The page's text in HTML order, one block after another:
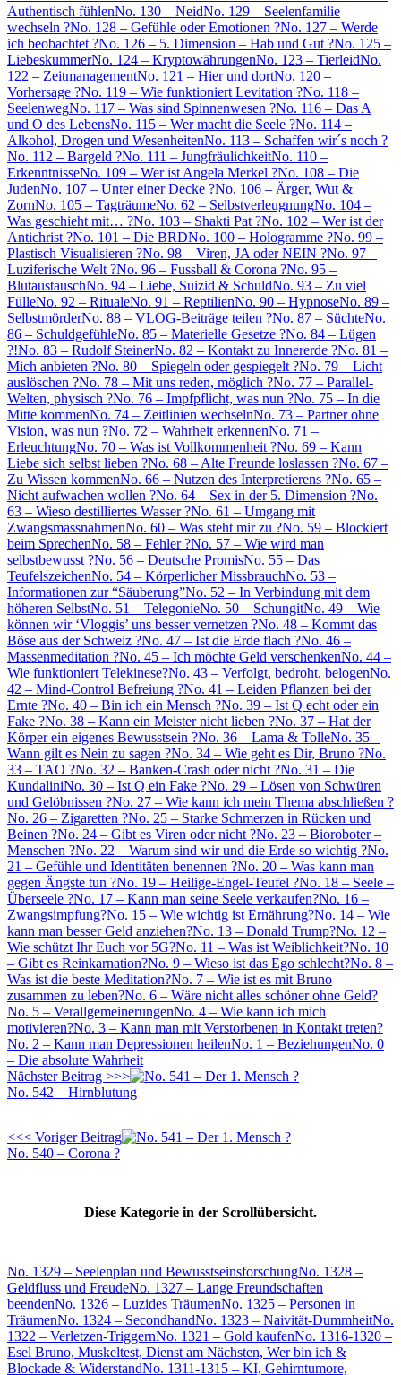
Authentisch fühlenNo. 130 – NeidNo. 129 – Seelenfamilie
wechseln ?No. 128 – Gefühle oder Emotionen ?No. 127 – Werde
ich beobachtet ?No. 126 – 5. Dimension – Hab und Gut ?No. 125 –
LiebeskummerNo. 124 – KryptowährungenNo. 123 – TierleidNo.
122 – ZeitmanagementNo. 121 – Hier und dortNo. 120 –
Vorhersage ?No. 119 – Wie funktioniert Levitation ?No. 118 –
SeelenwegNo. 117 – Was sind Spinnenwesen ?No. 116 – Das A
und O des LebensNo. 115 – Wer macht die Seele ?No. 114 –
Alkohol, Drogen und WesenheitenNo. 113 – Schaffen wir´s noch ?
No. 112 – Bargeld ?No. 111 – JungfräulichkeitNo. 110 –
ErkenntnisseNo. 109 – Wer ist Angela Merkel ?No. 108 – Die
JudenNo. 107 – Unter einer Decke ?No. 106 – Ärger, Wut &
ZornNo. 105 – TagträumeNo. 62 – SelbstverleugnungNo. 104 –
Was geschieht mit… ?No. 103 – Shakti Pat ?No. 102 – Wer ist der
Antichrist ?No. 101 – Die BRDNo. 100 – Hologramme ?No. 99 –
Plastisch Visualisieren ?No. 98 – Viren, JA oder NEIN ?No. 97 –
Luziferische Welt ?No. 96 – Fussball & Corona ?No. 95 –
BlutaustauschNo. 94 – Liebe, Suizid & SchuldNo. 93 – Zu viel
FülleNo. 92 – RitualeNo. 91 – ReptilienNo. 90 – HypnoseNo. 89 –
SelbstmörderNo. 88 – VLOG-Beiträge teilen ?No. 87 – SüchteNo.
86 – SchuldgefühleNo. 85 – Materielle Gesetze ?No. 84 – Lügen
?!No. 83 – Rudolf SteinerNo. 82 – Kontakt zu Innererde ?No. 81 –
Mich anbieten ?No. 80 – Spiegeln oder gespiegelt ?No. 79 – Licht
auslöschen ?No. 78 – Mit uns reden, möglich ?No. 77 – Parallel-
Welten, physisch ?No. 76 – Impfpflicht, was nun ?No. 75 – In die
Mitte kommenNo. 74 – Zeitlinien wechselnNo. 73 – Partner ohne
Vision, was nun ?No. 72 – Wahrheit erkennenNo. 71 –
ErleuchtungNo. 70 – Was ist Vollkommenheit ?No. 69 – Kann
Liebe sich selbst lieben ?No. 68 – Alte Freunde loslassen ?No. 67 –
Zu Wissen kommenNo. 66 – Nutzen des Interpretierens ?No. 65 –
Nicht aufwachen wollen ?No. 64 – Sex in der 5. Dimension ?No.
63 – Wieso destilliertes Wasser ?No. 61 – Umgang mit
ZwangsmassnahmenNo. 60 – Was steht mir zu ?No. 59 – Blockiert
beim SprechenNo. 58 – Fehler ?No. 57 – Wie wird man
selbstbewusst ?No. 56 – Deutsche PromisNo. 55 – Das
TeufelszeichenNo. 54 – Körperlicher MissbrauchNo. 53 –
Informationen zur “Säuberung”No. 52 – In Verbindung mit dem
höheren SelbstNo. 51 – TelegonieNo. 50 – SchungitNo. 49 – Wie
können wir ‘Vloggis’ uns besser vernetzen ?No. 48 – Kommt das
Böse aus der Schweiz ?No. 47 – Ist die Erde flach ?No. 46 –
Massenmeditation ?No. 45 – Ich möchte Geld verschenkenNo. 44 –
Wie funktioniert Telekinese?No. 43 – Verfolgt, bedroht, belogenNo.
42 – Mind-Control Befreiung ?No. 41 – Leiden Pflanzen bei der
Ernte ?No. 40 – Bin ich ein Mensch ?No. 39 – Ist Q echt oder ein
Fake ?No. 38 – Kann ein Meister nicht lieben ?No. 37 – Hat der
Körper ein eigenes Bewusstsein ?No. 36 – Lama & TolleNo. 35 –
Wann gilt es Nein zu sagen ?No. 34 – Wie geht es Dir, Bruno ?No.
33 – TAO ?No. 32 – Banken-Crash oder nicht ?No. 31 – Die
KundaliniNo. 30 – Ist Q ein Fake ?No. 29 – Lösen von Schwüren
und Gelöbnissen ?No. 27 – Wie kann ich mein Thema abschließen ?
No. 26 – Zigaretten ?No. 25 – Starke Schmerzen in Rücken und
Beinen ?No. 24 – Gibt es Viren oder nicht ?No. 23 – Bioroboter –
Menschen ?No. 22 – Warum sind wir und die Erde so wichtig ?No.
21 – Gefühle und Identitäten benennen ?No. 20 – Was kann man
gegen Ängste tun ?No. 19 – Heilige-Engel-Teufel ?No. 18 – Seele –
Überseele ?No. 17 – Kann man seine Seele verkaufen?No. 16 –
Zwangsimpfung?No. 15 – Wie wichtig ist Ernährung?No. 14 – Wie
kann man besser Geld anziehen?No. 13 – Donald Trump?No. 12 –
Wie schützt Ihr Euch vor 5G?No. 11 – Was ist Weiblichkeit?No. 10
– Gibt es Reinkarnation?No. 9 – Wieso ist das Ego schlecht?No. 8 –
Was ist die beste Meditation?No. 7 – Wie ist es mit Bruno
zusammen zu leben?No. 6 – Wäre nicht alles schöner ohne Geld?
No. 5 – VerallgemeinerungenNo. 4 – Wie kann ich mich
motivieren?No. 3 – Kann man mit Verstorbenen in Kontakt treten?
No. 2 – Kann man Depressionen heilenNo. 1 – BeziehungenNo. 0
– Die absolute Wahrheit
Nächster Beitrag >>>
No. 542 – Hirnblutung
<<< Voriger Beitrag
No. 540 – Corona ?
Diese Kategorie in der Scrollübersicht.
No. 1329 – Seelenplan und BewusstseinsforschungNo. 1328 –
Geldfluss und FreudeNo. 1327 – Lange Freundschaften
beendenNo. 1326 – Luzides TräumenNo. 1325 – Personen in
TräumenNo. 1324 – SecondhandNo. 1323 – Naivität-DummheitNo.
1322 – Verletzen-TriggernNo. 1321 – Gold kaufenNo. 1316-1320 –
Esel Bruno, Muskeltest, Dienst am Nächsten, Wer bin ich &
Blockade & WiderstandNo. 1311-1315 – KI, Gehirntumore,